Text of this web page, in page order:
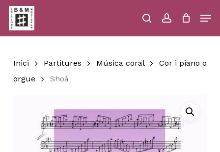
Skip
main
content
searchaccount
Close
Inici Partitures Música coral
Cor i piano o
orgue
Shoá
Menu